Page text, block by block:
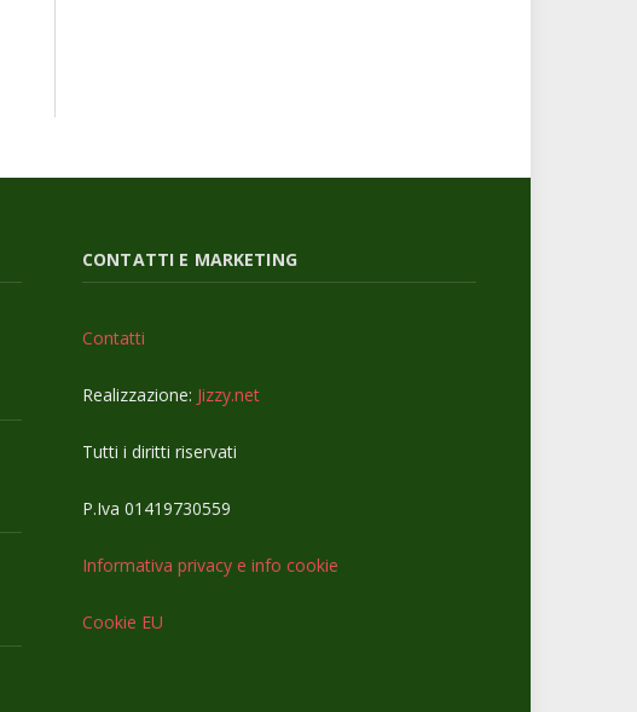
CONTATTI E MARKETING
Contatti
Realizzazione: Jizzy.net
Tutti i diritti riservati
P.Iva 01419730559
Informativa privacy e info cookie
Cookie EU